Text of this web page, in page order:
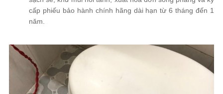
cấp phiếu bảo hành chính hãng dài hạn từ 6 tháng đến 1
năm.